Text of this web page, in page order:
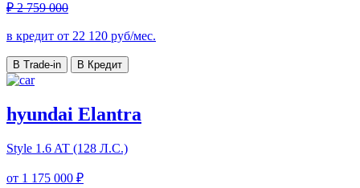
₽ 2 759 000
в кредит от 22 120 руб/мес.
В Trade-in В Кредит
hyundai Elantra
Style 1.6 AT (128 Л.С.)
от 1 175 000 ₽